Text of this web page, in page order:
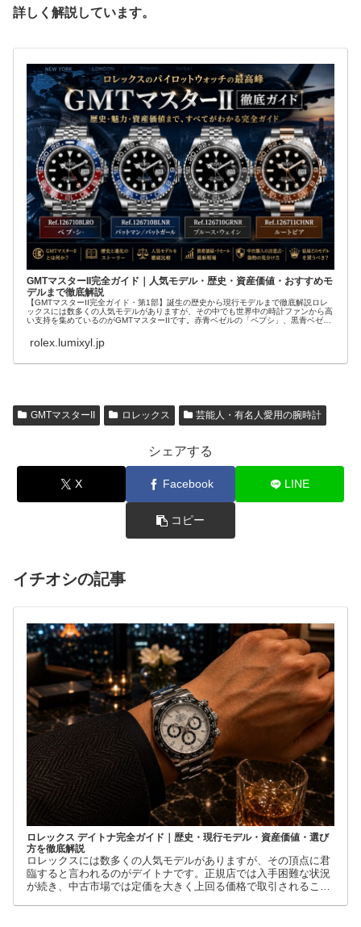
詳しく解説しています。
GMTマスターII完全ガイド｜人気モデル・歴史・資産価値・おすすめモ
デルまで徹底解説
【GMTマスターII完全ガイド・第1部】誕生の歴史から現行モデルまで徹底解説ロレ
ックスには数多くの人気モデルがありますが、その中でも世界中の時計ファンから高
い支持を集めているのがGMTマスターIIです。赤青ベゼルの「ペプシ」、黒青ベゼル
rolex.lumixyl.jp
GMTマスターII ロレックス 芸能人・有名人愛用の腕時計
シェアする
X Facebook LINE
コピー
イチオシの記事
ロレックス デイトナ完全ガイド｜歴史・現行モデル・資産価値・選び
方を徹底解説
ロレックスには数多くの人気モデルがありますが、その頂点に君
臨すると言われるのがデイトナです。正規店では入手困難な状況
が続き、中古市場では定価を大きく上回る価格で取引されること